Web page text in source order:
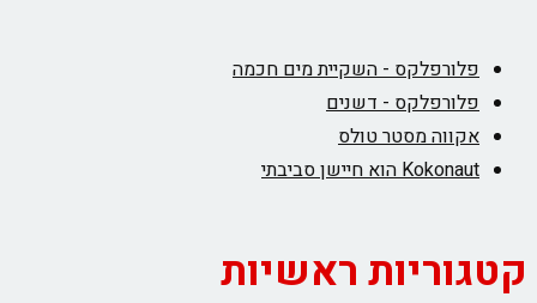
פלורפלקס - השקיית מים חכמה
פלורפלקס - דשנים
אקווה מסטר טולס
Kokonaut הוא חיישן סביבתי
קטגוריות ראשיות